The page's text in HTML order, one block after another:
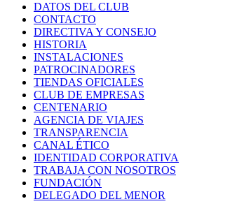
DATOS DEL CLUB
CONTACTO
DIRECTIVA Y CONSEJO
HISTORIA
INSTALACIONES
PATROCINADORES
TIENDAS OFICIALES
CLUB DE EMPRESAS
CENTENARIO
AGENCIA DE VIAJES
TRANSPARENCIA
CANAL ÉTICO
IDENTIDAD CORPORATIVA
TRABAJA CON NOSOTROS
FUNDACIÓN
DELEGADO DEL MENOR